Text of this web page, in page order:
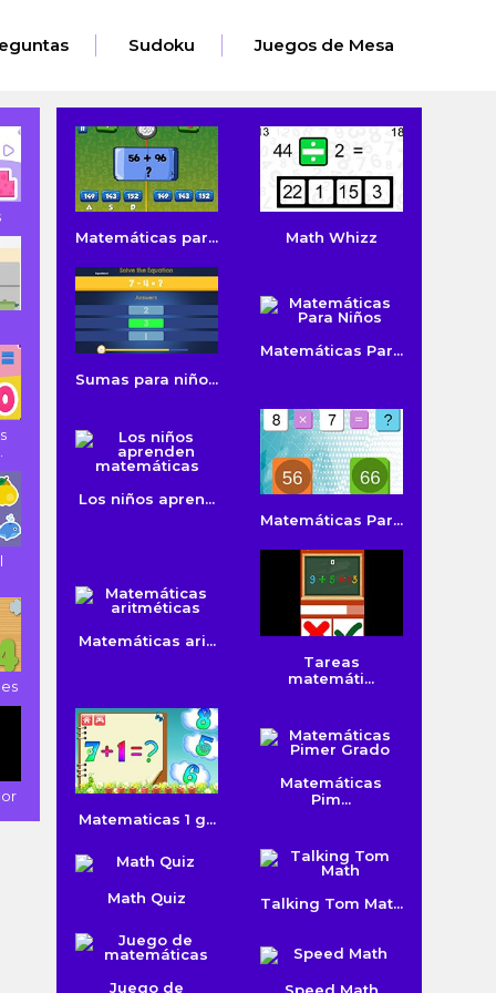
Sudoku Juegos de Mesa
Matemáticas par... Math Whizz
Sumas para niño...
Matemáticas Par...
Los niños apren...
Matemáticas Par...
Matemáticas ari...
Tareas
matemáti...
Matematicas 1 g...
Matemáticas
Pim...
Math Quiz Talking Tom Mat...
Juego de